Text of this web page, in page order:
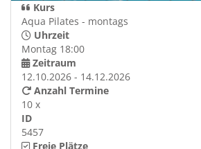
Kurs
Aqua Pilates - montags
Uhrzeit
Montag 18:00
Zeitraum
12.10.2026 - 14.12.2026
Anzahl Termine
10 x
ID
5457
Freie Plätze